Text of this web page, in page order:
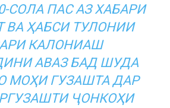
СОЛА ПАС АЗ ХАБАРИ
ВА ҲАБСИ ТУЛОНИИ
КАЛОНИАШ
АВАЗ БАД ШУДА
МОҲИ ГУЗАШТА ДАР
ҶОНКОҲИ